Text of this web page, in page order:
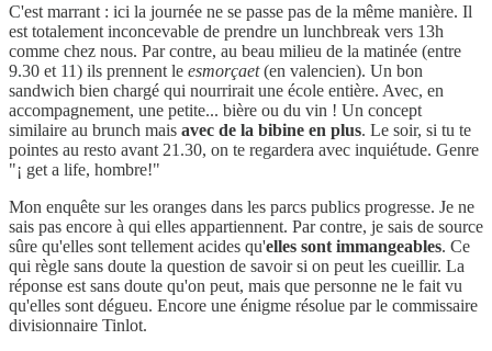
C'est marrant : ici la journée ne se passe pas de la même manière. Il
est totalement inconcevable de prendre un lunchbreak vers 13h
comme chez nous. Par contre, au beau milieu de la matinée (entre
9.30 et 11) ils prennent le esmorçaet(en valencien). Un bon
sandwich bien chargé qui nourrirait une école entière. Avec, en
accompagnement, une petite... bière ou du vin ! Un concept
similaire au brunch mais avec de la bibine en plus. Le soir, si tu te
pointes au resto avant 21.30, on te regardera avec inquiétude. Genre
"¡ get a life, hombre!"
Mon enquête sur les oranges dans les parcs publics progresse. Je ne
sais pas encore à qui elles appartiennent. Par contre, je sais de source
sûre qu'elles sont tellement acides qu'elles sont immangeables. Ce
qui règle sans doute la question de savoir si on peut les cueillir. La
réponse est sans doute qu'on peut, mais que personne ne le fait vu
qu'elles sont dégueu. Encore une énigme résolue par le commissaire
divisionnaire Tinlot.